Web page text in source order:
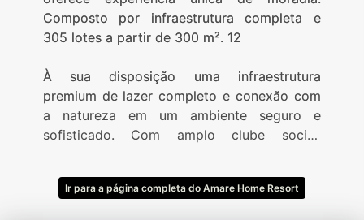
Composto por infraestrutura completa e
305 lotes a partir de 300 m². 12
À sua disposição uma infraestrutura
premium de lazer completo e conexão com
a natureza em um ambiente seguro e
sofisticado. Com amplo clube social,
na Beira-Mar.
- Clube social
Ir para a página completa do Amare Home Resort